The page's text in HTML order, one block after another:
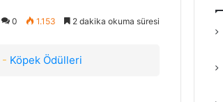
0 1.153 2 dakika okuma süresi
- Köpek Ödülleri